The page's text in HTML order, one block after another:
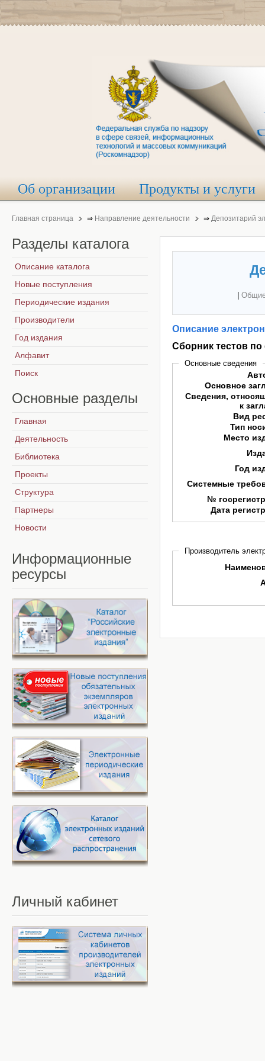
Об организации Продукты и услуги
Главная страница ⇒ Направление деятельности ⇒ Депозитарий
Описание
Сборник тестов
Основные сведения
Основное
Сведения,
к
Вид
Тип
Место
Год
Системные
№
Дата
Производитель
Разделы каталога
Описание каталога
Новые поступления
Периодические издания
Производители
Год издания
Алфавит
Поиск
Основные разделы
Главная
Деятельность
Библиотека
Проекты
Структура
Партнеры
Новости
Информационные
ресурсы
Личный кабинет